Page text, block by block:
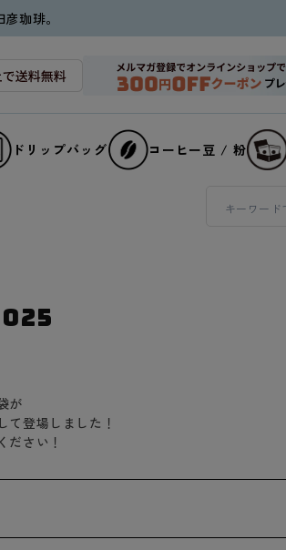
珈琲。
ドリップバッグ コーヒー豆 / 粉
が
て登場しました！
ださい！